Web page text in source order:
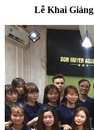
Lễ Khai Giảng